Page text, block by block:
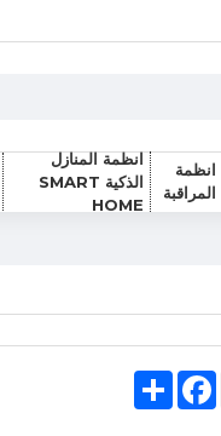
انظمة
المراقبة
انظمة المنازل
الذكية SMART
HOME
Share
Facebook